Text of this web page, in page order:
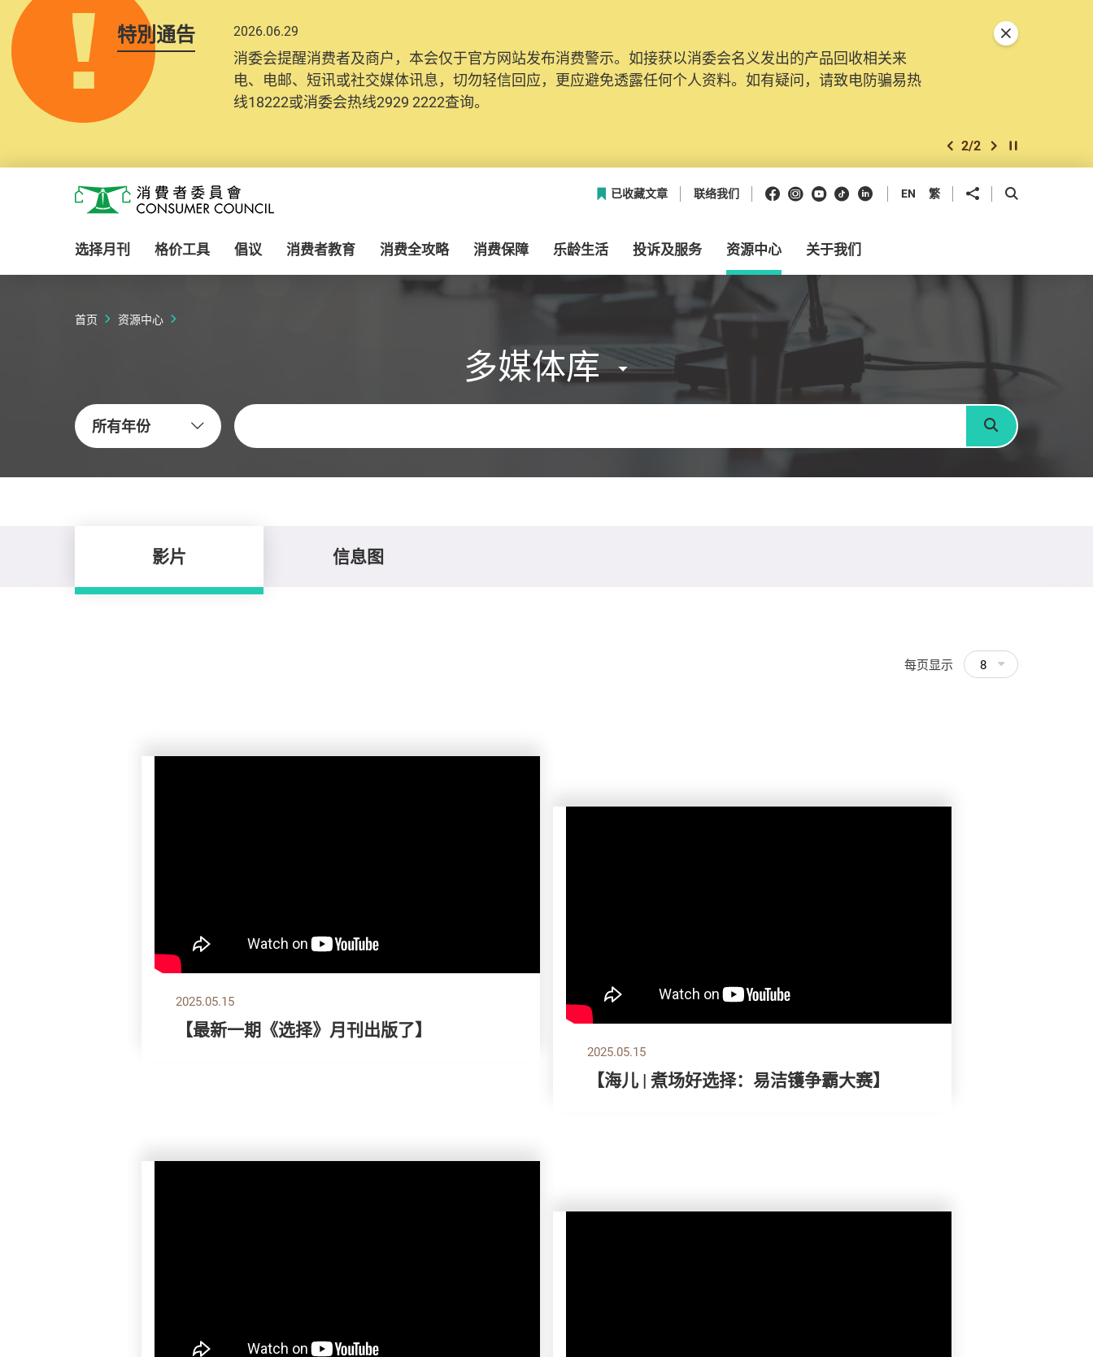
特別通告 2026.06.29
消委会提醒消费者及商户，本会仅于官方网站发布消费警示。如接获以消委会名义发出的产品回收相关来
电、电邮、短讯或社交媒体讯息，切勿轻信回应，更应避免透露任何个人资料。如有疑问，请致电防骗易热
线18222或消委会热线2929 2222查询。
2025.10.31
为提升使用者体验及网络安全，本会的投诉处理系统已经进行升级及推出新功能。由2025年11月10日起，
消费者需要提供基本联络资料（包括姓名、电邮及电话）注册帐户，才可提交投诉、查询及建议。所有提交
纪录将清晰整合于帐户中，方便日后作出跟进。
上一个
2/2 下一个开始/暂停幻灯
关闭特別通告
消费者委员会
已收藏文章 联络我们 Facebook
Instagram
Youtube
抖音领英 EN 繁 分享到 开启搜寻框
选择月刊 格价工具 倡议 消费者教育 消费全攻略 消费保障 乐龄生活 投诉及服务 资源中心 关于我们
首页 资源中心
多媒体库
所有年份
关键字
搜寻
影片 信息图
每页显示 8
2025.05.15
【最新一期《选择》月刊出版了】
2025.05.15
【海儿 | 煮场好选择：易洁镬争霸大赛】